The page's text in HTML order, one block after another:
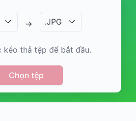
→ .JPG
kéo thả tệp để bắt đầu.
Chọn tệp